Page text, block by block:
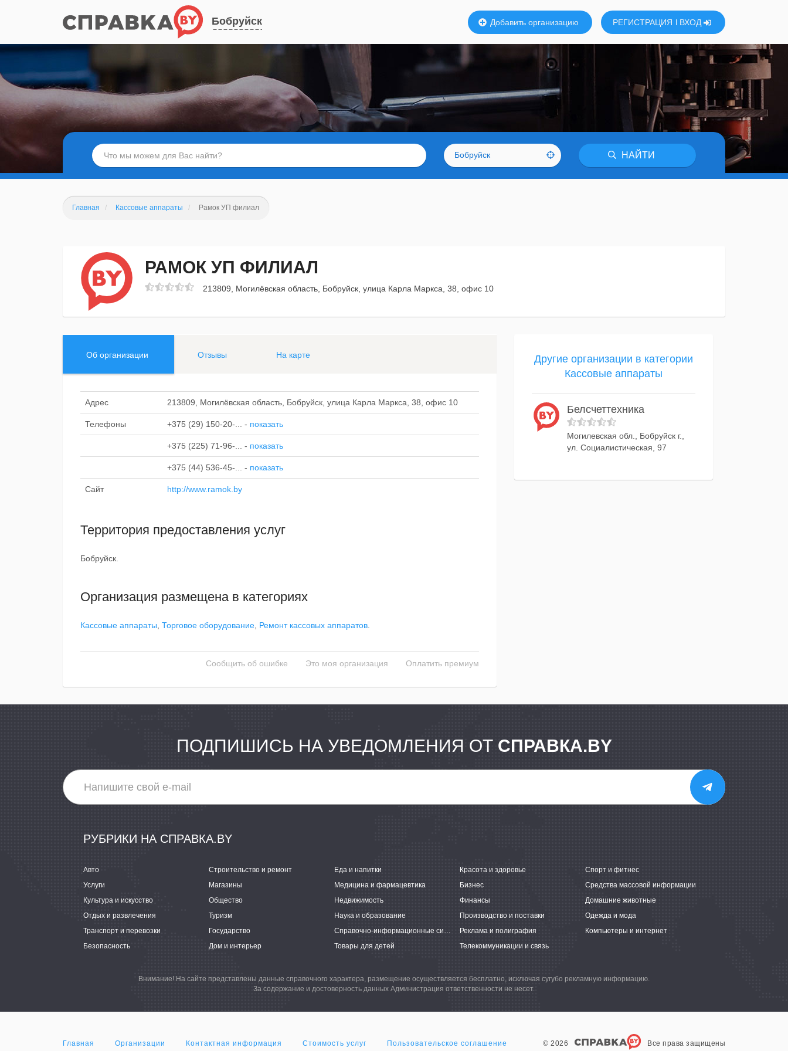
Бобруйск Добавить организацию РЕГИСТРАЦИЯ ВХОД
Бобруйск НАЙТИ
Главная Кассовые аппараты Рамок УП филиал
РАМОК УП ФИЛИАЛ
213809, Могилёвская область, Бобруйск, улица Карла Маркса, 38, офис 10
Об организации Отзывы На карте
Адрес 213809, Могилёвская область, Бобруйск, улица Карла Маркса, 38, офис 10
Телефоны +375 (29) 150-20-... - показать
+375 (225) 71-96-... - показать
+375 (44) 536-45-... - показать
Сайт http://www.ramok.by
Территория предоставления услуг
Бобруйск.
Организация размещена в категориях
Кассовые аппараты Торговое оборудование Ремонт кассовых аппаратов
Сообщить об ошибке Это моя организация Оплатить премиум
Другие организации в категории
Кассовые аппараты
Белсчеттехника
Могилевская обл., Бобруйск г.,
ул. Социалистическая, 97
ПОДПИШИСЬ НА УВЕДОМЛЕНИЯ ОТ СПРАВКА.BY
РУБРИКИ НА СПРАВКА.BY
Авто Строительство и ремонт Еда и напитки Красота и здоровье
Спорт и фитнес
Услуги
Магазины Медицина и фармацевтика Бизнес
Средства массовой информации
Культура и искусство
Общество Недвижимость Финансы
Домашние животные
Отдых и развлечения
Туризм Наука и образование Производство и поставки
Одежда и мода
Транспорт и перевозки
Государство Справочно-информационные системы Реклама и полиграфия
Компьютеры и интернет
Безопасность
Дом и интерьер Товары для детей Телекоммуникации и связь
Внимание! На сайте представлены данные справочного характера, размещение осуществляется бесплатно, исключая сугубо рекламную информацию.
За содержание и достоверность данных Администрация ответственности не несет.
Главная Организации Контактная информация Стоимость услуг Пользовательское соглашение © 2026 Все права защищены